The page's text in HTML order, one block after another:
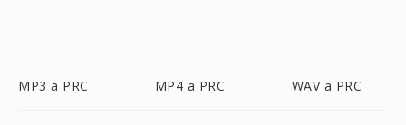
MP3 a PRC MP4 a PRC WAV a PRC